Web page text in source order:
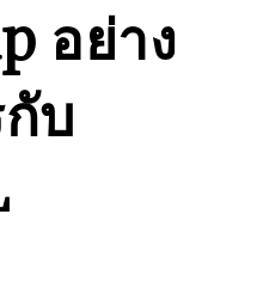
อย่าง
บ